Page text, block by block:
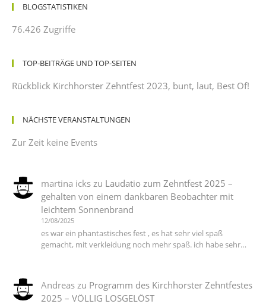
BLOGSTATISTIKEN
76.426 Zugriffe
TOP-BEITRÄGE UND TOP-SEITEN
Rückblick Kirchhorster Zehntfest 2023, bunt, laut, Best Of!
NÄCHSTE VERANSTALTUNGEN
Zur Zeit keine Events
martina ickszu Laudatio zum Zehntfest 2025 –
gehalten von einem dankbaren Beobachter mit
leichtem Sonnenbrand
12/08/2025
es war ein phantastisches fest , es hat sehr viel spaß
gemacht, mit verkleidung noch mehr spaß. ich habe sehr…
Andreaszu Programm des Kirchhorster Zehntfestes
2025 – VÖLLIG LOSGELÖST